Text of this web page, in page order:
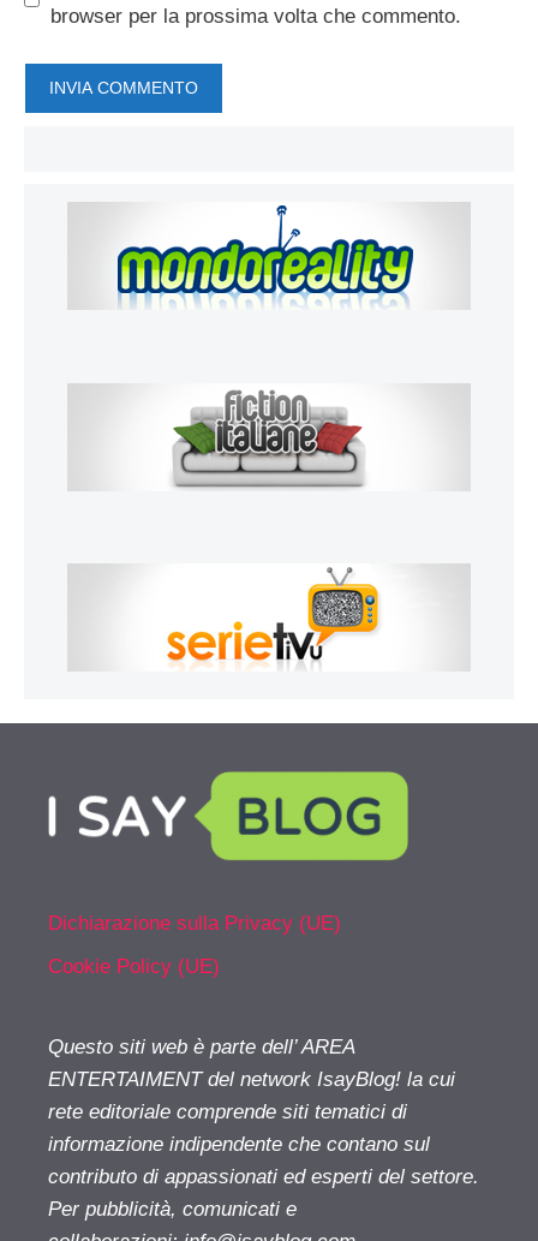
browser per la prossima volta che commento.
Dichiarazione sulla Privacy (UE)
Cookie Policy (UE)
Questo siti web è parte dell’ AREA
ENTERTAIMENT del network IsayBlog! la cui
rete editoriale comprende siti tematici di
informazione indipendente che contano sul
contributo di appassionati ed esperti del settore.
Per pubblicità, comunicati e